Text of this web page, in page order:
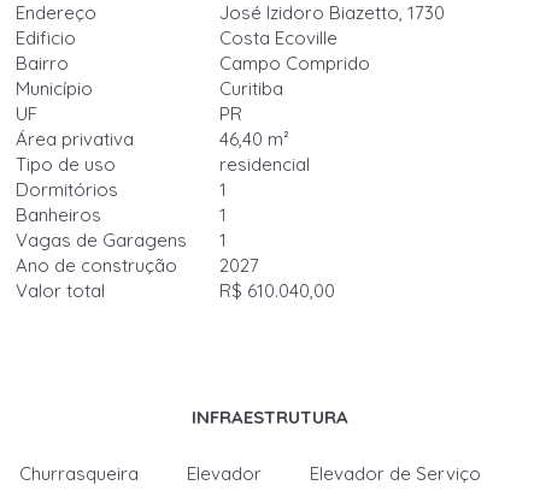
Endereço
José Izidoro Biazetto, 1730
Edificio
Costa Ecoville
Bairro
Campo Comprido
Município
Curitiba
UF
PR
Área privativa
46,40 m²
Tipo de uso
residencial
Dormitórios
1
Banheiros
1
Vagas de Garagens
1
Ano de construção
2027
Valor total
R$ 610.040,00
INFRAESTRUTURA
Churrasqueira Elevador
Elevador de Serviço